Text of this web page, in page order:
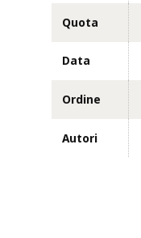
Quota
Data
Ordine
Autori